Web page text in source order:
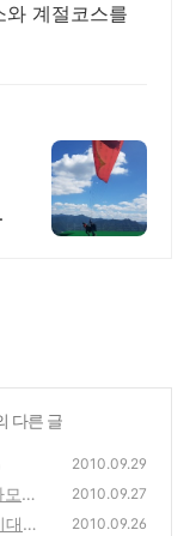
계절코스를
다른 글
2010.09.29
니
2010.09.27
가
2010.09.26